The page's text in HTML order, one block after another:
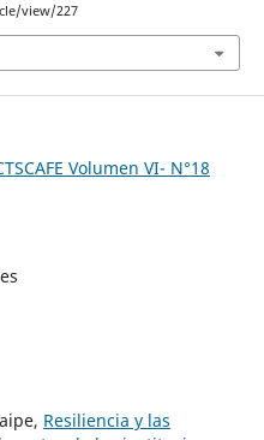
view/227
Volumen VI- N°18
Resiliencia y las